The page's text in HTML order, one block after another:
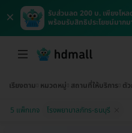
×
รับส่วนลด 200 บ. เพียงโ
พร้อมรับสิทธิประโยชน์มากม
เรียงตาม หมวดหมู่ สถานที่ให้บริการ ตั
5 แพ็กเกจ โรงพยาบาลภัทร-ธนบุรี